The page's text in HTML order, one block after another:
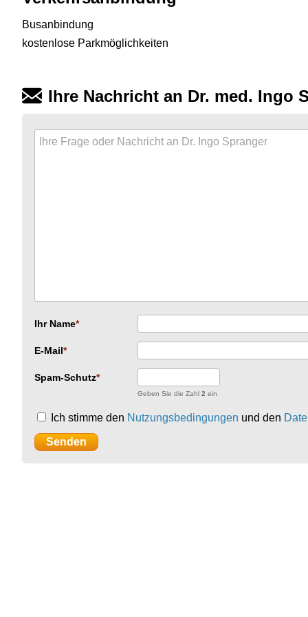
Busanbindung
kostenlose Parkmöglichkeiten
Ihre Nachricht an Dr. med. Ingo
Ihr Name
E-Mail
Spam-Schutz
Geben Sie die Zahl 2 ein
Ich stimme den Nutzungsbedingungen und den